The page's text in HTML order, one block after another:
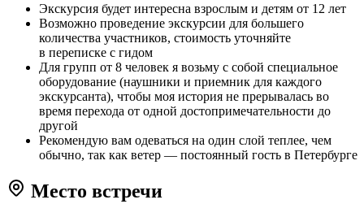
Экскурсия будет интересна взрослым и детям от 12 лет
Возможно проведение экскурсии для большего
количества участников, стоимость уточняйте
в переписке с гидом
Для групп от 8 человек я возьму с собой специальное
оборудование (наушники и приемник для каждого
экскурсанта), чтобы моя история не прерывалась во
время перехода от одной достопримечательности до
другой
Рекомендую вам одеваться на один слой теплее, чем
обычно, так как ветер — постоянный гость в Петербурге
Место встречи